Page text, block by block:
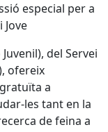
especial per a
Jove
del Servei
ofereix
a
les tant en la
de feina a